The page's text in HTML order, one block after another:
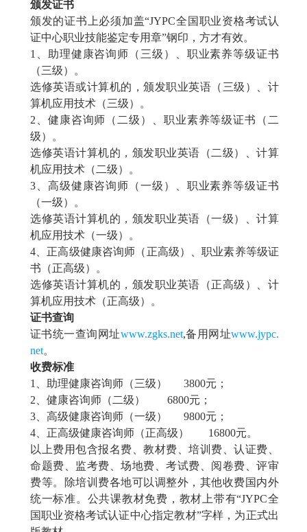
颁发证书
颁发的证书上必须加盖“JYPC全国职业资格考试认
证中心职业技能鉴定专用章”钢印，方才有效。
1、助理健康咨询师 （三级）、职业素养等级证书
（三级）。
选修英语或计算机的，颁发职业英语（三级）、计
算机应用技术（三级）。
2、 健康咨询师 （二级）、职业素养等级证书（二
级）。
选修英语计算机的，颁发职业英语（二级）、计算
机应用技术（二级）。
3、高级健康咨询师 （一级）、职业素养等级证书
（一级）。
选修英语计算机的，颁发职业英语（一级）、计算
机应用技术（一级）。
4、正高级健康咨询师 （正高级）、职业素养等级证
书（正高级）。
选修英语计算机的，颁发职业英语（正高级）、计
算机应用技术（正高级）。
证书查询
证书统一查询网址www.zgks.net,备用网址www.jypc.
net。
收费标准
1、助理健康咨询师 （三级）
3800元；
2、 健康咨询师 （二级）
6800元；
3、高级健康咨询师 （一级）
9800元；
4、正高级健康咨询师 （正高级）
16800元。
以上费用包含报名费、教材费、培训费、认证费、
命题费、监考费、场地费、考试费、阅卷费、评审
费等。除培训费各地可以调整外，其他收费国内外
统一标准。公共课教材免费，教材上带有“JYPC全
国职业资格考试认证中心指定教材”字样，为正式出